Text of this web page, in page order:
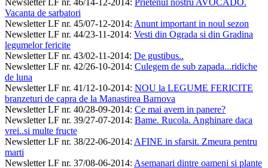
Vacanta de sarbatori
Newsletter LF nr. 45/07-12-2014: Anunt important in noul sezon
Newsletter LF nr. 44/23-11-2014: Vesti din Ograda si din Gradina
legumelor fericite
Newsletter LF nr. 43/02-11-2014: De gustibus..
Newsletter LF nr. 42/26-10-2014: Culegem de sub zapada...ridiche
de luna
Newsletter LF nr. 41/12-10-2014: NOU la LEGUME FERICITE
branzeturi de capra de la Manastirea Barnova
Newsletter LF nr. 40/28-09-2014: Ce mai avem in panere?
Newsletter LF nr. 39/27-07-2014: Bame. Rucola. Anghinare daca
vrei..si multe fructe
Newsletter LF nr. 38/22-06-2014: AFINE in sfarsit. Zmeura pentru
marti
Newsletter LF nr. 37/08-06-2014: Asemanari dintre oameni si plante